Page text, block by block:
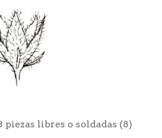
libres o soldadas (8)